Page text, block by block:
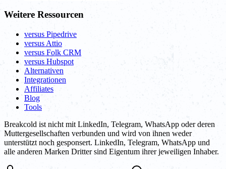
Weitere Ressourcen
versus Pipedrive
versus Attio
versus Folk CRM
versus Hubspot
Alternativen
Integrationen
Affiliates
Blog
Tools
Breakcold ist nicht mit LinkedIn, Telegram, WhatsApp oder deren
Muttergesellschaften verbunden und wird von ihnen weder
unterstützt noch gesponsert. LinkedIn, Telegram, WhatsApp und
alle anderen Marken Dritter sind Eigentum ihrer jeweiligen Inhaber.